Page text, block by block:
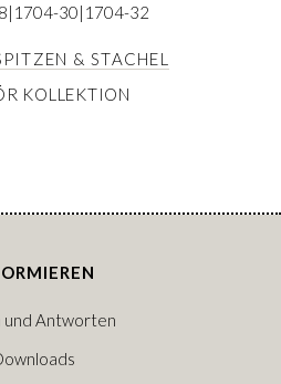
30|1704-32
& STACHEL
KOLLEKTION
und Antworten